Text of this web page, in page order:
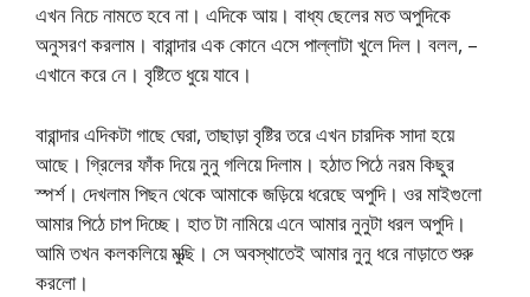
এখন নিচে নামতে হবে না। এদিকে আয়। বাধ্য ছেলের মত অপুদিকে
অনুসরণ করলাম। বারান্দার এক কোনে এসে পাল্লাটা খুলে দিল। বলল, –
এখানে করে নে। বৃষ্টিতে ধুয়ে যাবে।
বারান্দার এদিকটা গাছে ঘেরা, তাছাড়া বৃষ্টির তরে এখন চারদিক সাদা হয়ে
আছে। গ্রিলের ফাঁক দিয়ে নুনু গলিয়ে দিলাম। হঠাত পিঠে নরম কিছুর
স্পর্শ। দেখলাম পিছন থেকে আমাকে জড়িয়ে ধরেছে অপুদি। ওর মাইগুলো
আমার পিঠে চাপ দিচ্ছে। হাত টা নামিয়ে এনে আমার নুনুটা ধরল অপুদি।
আমি তখন কলকলিয়ে মুত্ছি। সে অবস্থাতেই আমার নুনু ধরে নাড়াতে শুরু
করলো।